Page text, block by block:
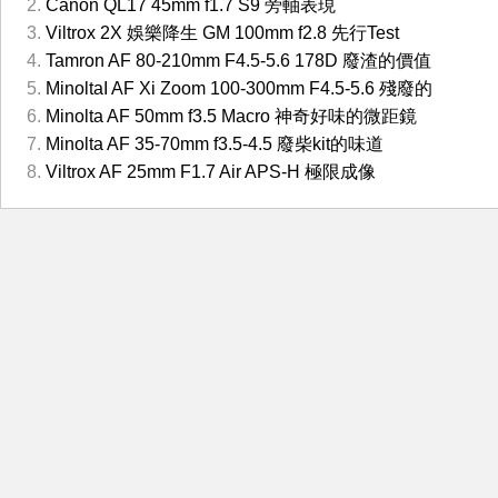
Canon QL17 45mm f1.7 S9 旁軸表現
Viltrox 2X 娛樂降生 GM 100mm f2.8 先行Test
Tamron AF 80-210mm F4.5-5.6 178D 廢渣的價值
MinoltaI AF Xi Zoom 100-300mm F4.5-5.6 殘廢的
Minolta AF 50mm f3.5 Macro 神奇好味的微距鏡
Minolta AF 35-70mm f3.5-4.5 廢柴kit的味道
Viltrox AF 25mm F1.7 Air APS-H 極限成像